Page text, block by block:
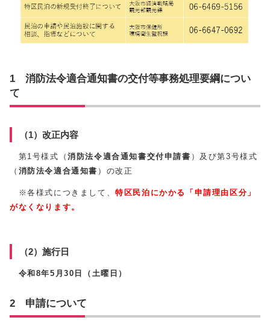
1 消防法令適合通知書の交付等事務処理要綱につい
て
（1）改正内容
第1号様式（消防法令適合通知書交付申請書 ）及び第3号様式
（ 消防法令適合通知書 ）の改正
※各様式につきまして、特区民泊にかかる「申請理由区分」
がなくなります。
（2）施行日
令和8年5月30日（土曜日）
2 申請について